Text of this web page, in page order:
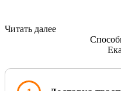
Читать далее